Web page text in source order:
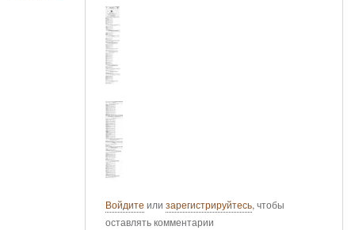
Войдите или зарегистрируйтесь, чтобы
оставлять комментарии